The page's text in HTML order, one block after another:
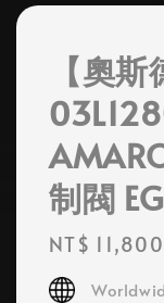
【奧斯
制閥
Regular
price
NT$ 11,800